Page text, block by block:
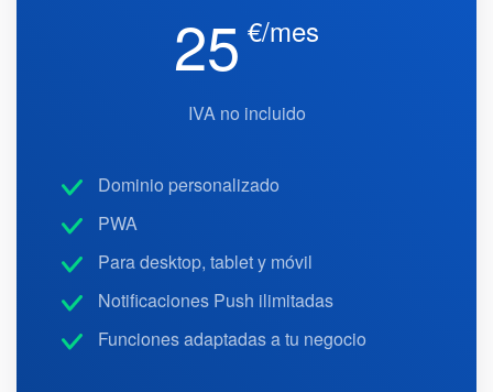
25 €/mes
IVA no incluido
Dominio personalizado
PWA
Para desktop, tablet y móvil
Notificaciones Push ilimitadas
Funciones adaptadas a tu negocio